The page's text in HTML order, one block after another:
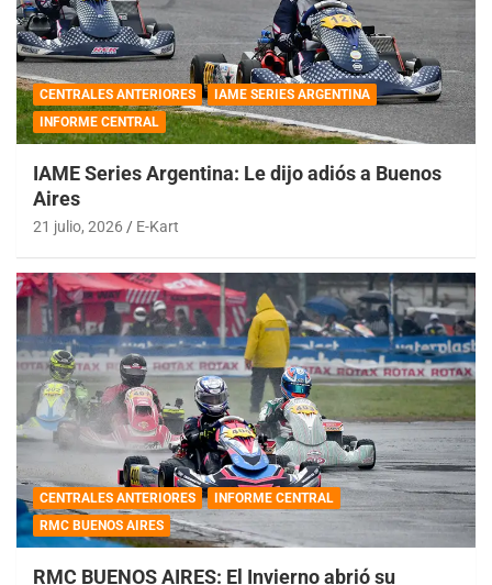
CENTRALES ANTERIORES
IAME SERIES ARGENTINA
INFORME CENTRAL
IAME Series Argentina: Le dijo adiós a Buenos
Aires
21 julio, 2026 E-Kart
CENTRALES ANTERIORES
INFORME CENTRAL
RMC BUENOS AIRES
RMC BUENOS AIRES: El Invierno abrió su